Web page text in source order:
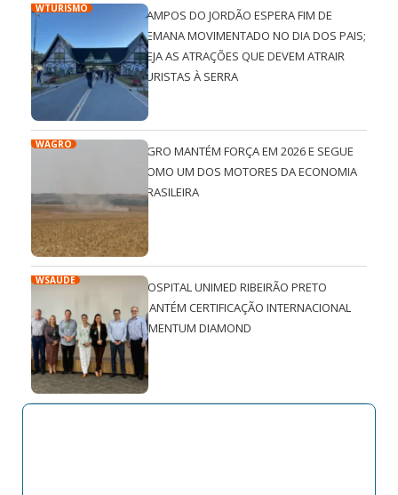
WTURISMO
CAMPOS DO JORDÃO ESPERA FIM DE
SEMANA MOVIMENTADO NO DIA DOS PAIS;
VEJA AS ATRAÇÕES QUE DEVEM ATRAIR
TURISTAS À SERRA
WAGRO
AGRO MANTÉM FORÇA EM 2026 E SEGUE
COMO UM DOS MOTORES DA ECONOMIA
BRASILEIRA
WSAÚDE
HOSPITAL UNIMED RIBEIRÃO PRETO
MANTÉM CERTIFICAÇÃO INTERNACIONAL
QMENTUM DIAMOND